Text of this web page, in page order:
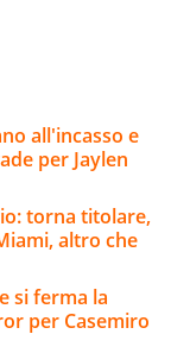
all'incasso e
per Jaylen
torna titolare,
altro che
si ferma la
per Casemiro